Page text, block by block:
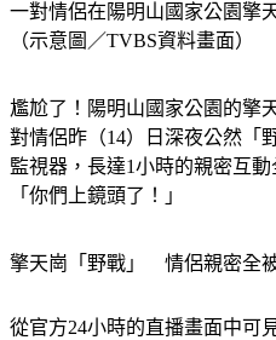
一對情侶在陽明山國家公園擎
（示意圖／TVBS資料畫面）
尷尬了！陽明山國家公園的擎
對情侶昨（14）日深夜公然「
監視器，長達1小時的親密互
「你們上鏡頭了！」
擎天崗「野戰」　情侶親密全
從官方24小時的直播畫面中可